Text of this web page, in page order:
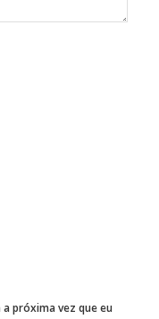
próxima vez que eu